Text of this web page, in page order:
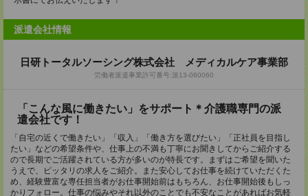
派遣会社情報
日研トータルソーシング株式会社 メディカルケア事業部
労働者派遣事業許可番号:派13-060060
「こんな風に働きたい」をサポート＊介護職専門の派
遣会社です！
「自宅の近くで働きたい」「収入」「働き方を選びたい」「正社員を目指し
たい」などの希望条件や、仕事上の不満も丁寧にお聞きしてからご紹介する
ので長期でご活躍されている方が多いのが特長です。まずはご希望を聞いた
うえで、ピッタリの求人をご紹介。また安心してお仕事を続けていただくた
め、経験豊富な専任担当者がお仕事開始前はもちろん、お仕事開始後もしっ
かりフォロー。仕事の悩みやそれ以外のことでも不安なことがあればお気軽